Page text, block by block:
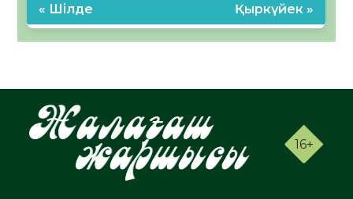
« Шілде Қыркүйек »
16+